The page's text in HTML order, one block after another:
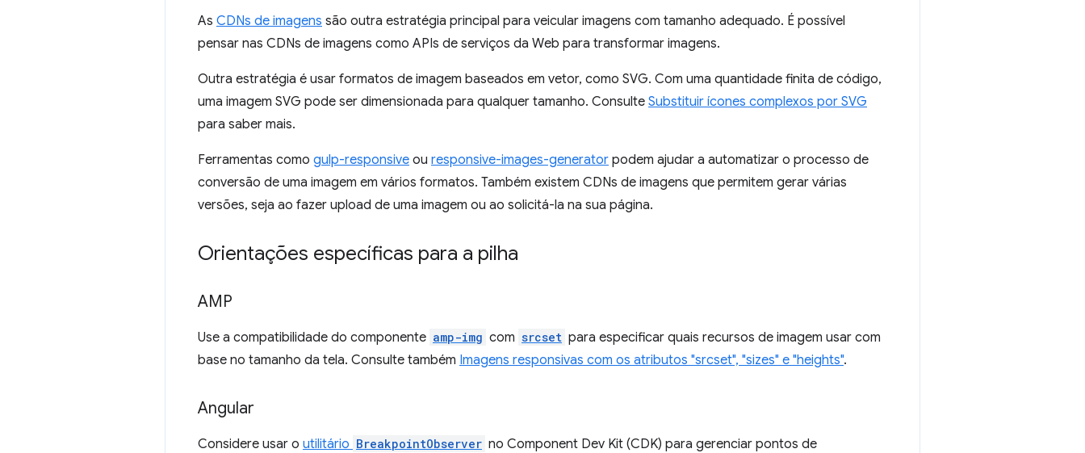
As CDNs de imagens são outra estratégia principal para veicular imagens com tamanho adequado. É possível
pensar nas CDNs de imagens como APIs de serviços da Web para transformar imagens.
Outra estratégia é usar formatos de imagem baseados em vetor, como SVG. Com uma quantidade finita de código,
uma imagem SVG pode ser dimensionada para qualquer tamanho. Consulte Substituir ícones complexos por SVG
para saber mais.
Ferramentas como gulp-responsive ou responsive-images-generator podem ajudar a automatizar o processo de
conversão de uma imagem em vários formatos. Também existem CDNs de imagens que permitem gerar várias
versões, seja ao fazer upload de uma imagem ou ao solicitá-la na sua página.
Orientações específicas para a pilha
AMP
Use a compatibilidade do componente amp-img com srcset para especificar quais recursos de imagem usar com
base no tamanho da tela. Consulte também Imagens responsivas com os atributos "srcset", "sizes" e "heights".
Angular
Considere usar o utilitário BreakpointObserver no Component Dev Kit (CDK) para gerenciar pontos de